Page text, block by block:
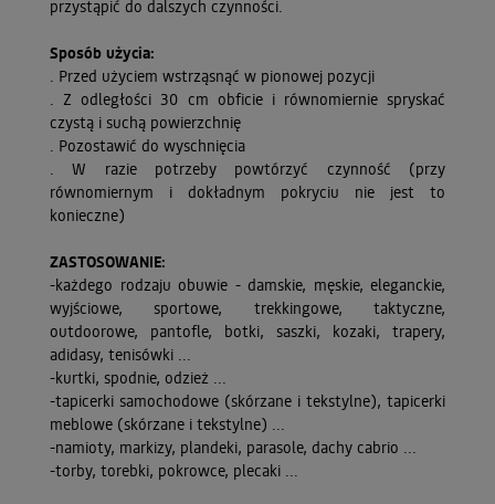
przystąpić do dalszych czynności.
Sposób użycia:
. Przed użyciem wstrząsnąć w pionowej pozycji
. Z odległości 30 cm obficie i równomiernie spryskać
czystą i suchą powierzchnię
. Pozostawić do wyschnięcia
. W razie potrzeby powtórzyć czynność (przy
równomiernym i dokładnym pokryciu nie jest to
konieczne)
ZASTOSOWANIE:
-każdego rodzaju obuwie - damskie, męskie, eleganckie,
wyjściowe, sportowe, trekkingowe, taktyczne,
outdoorowe, pantofle, botki, saszki, kozaki, trapery,
adidasy, tenisówki ...
-kurtki, spodnie, odzież ...
-tapicerki samochodowe (skórzane i tekstylne), tapicerki
meblowe (skórzane i tekstylne) ...
-namioty, markizy, plandeki, parasole, dachy cabrio ...
-torby, torebki, pokrowce, plecaki ...